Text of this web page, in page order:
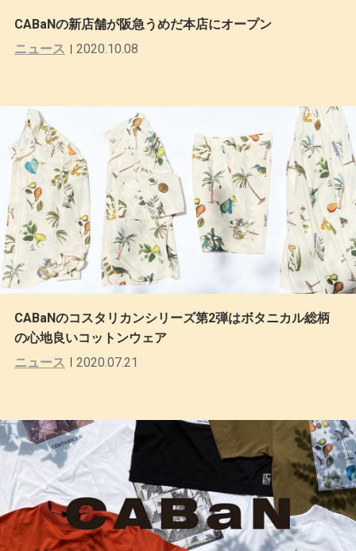
CABaNの新店舗が阪急うめだ本店にオープン
ニュース
2020.10.08
CABaNのコスタリカンシリーズ第2弾はボタニカル総柄
の心地良いコットンウェア
ニュース
2020.07.21